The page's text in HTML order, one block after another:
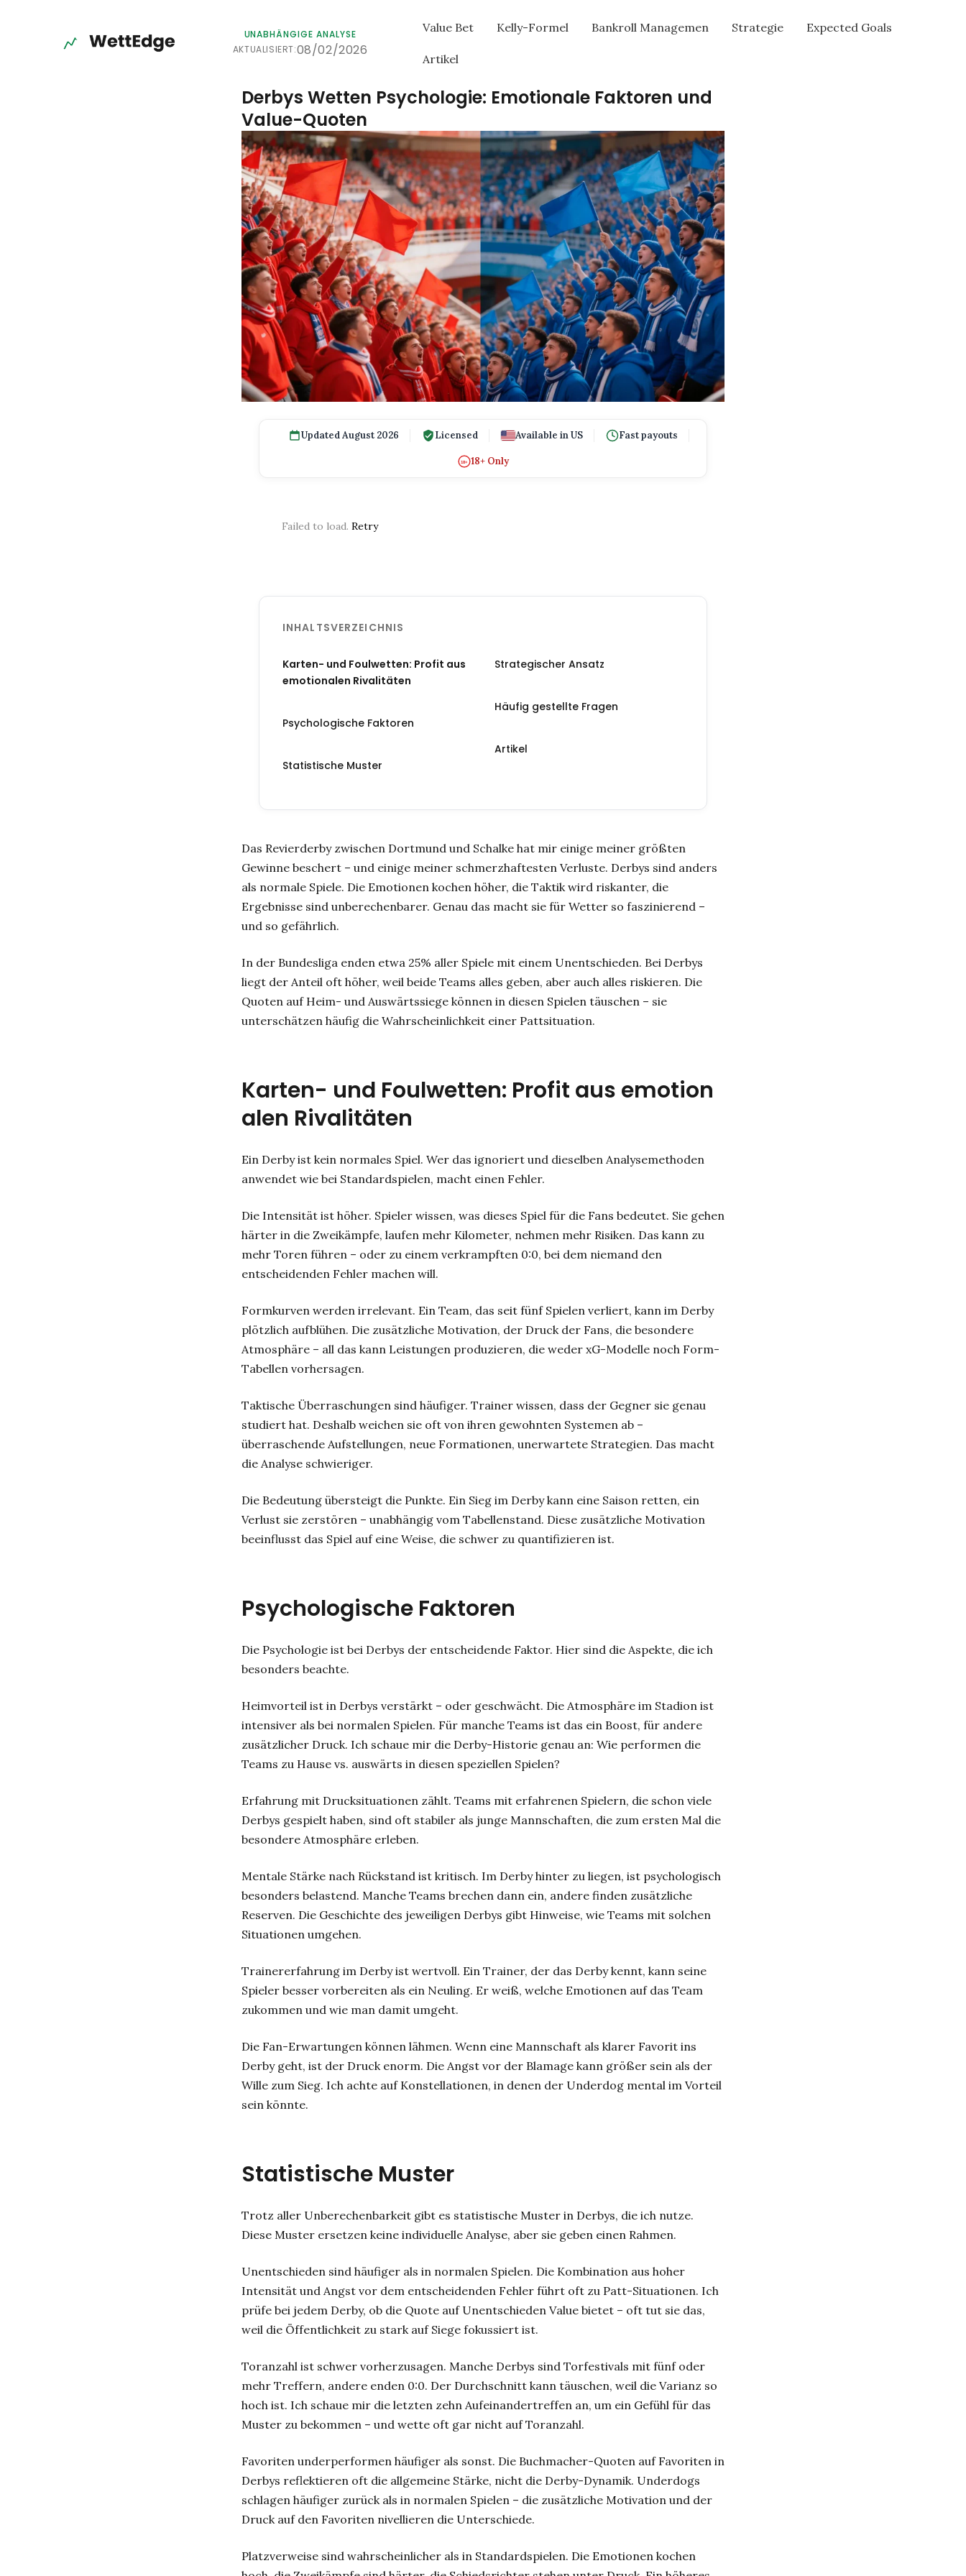
UNABHÄNGIGE ANALYSE
AKTUALISIERT:08/02/2026
Value Bet Kelly-Formel Bankroll Managemen Strategie Expected Goals
Artikel
Derbys Wetten Psychologie: Emotionale Faktoren und
Value-Quoten
Updated August 2026 Licensed Available in US Fast payouts
18+ 18+ Only
Failed to load. Retry
INHALTSVERZEICHNIS
Karten- und Foulwetten: Profit aus
emotionalen Rivalitäten
Psychologische Faktoren
Statistische Muster
Strategischer Ansatz
Häufig gestellte Fragen
Artikel
Das Revierderby zwischen Dortmund und Schalke hat mir einige meiner größten
Gewinne beschert – und einige meiner schmerzhaftesten Verluste. Derbys sind anders
als normale Spiele. Die Emotionen kochen höher, die Taktik wird riskanter, die
Ergebnisse sind unberechenbarer. Genau das macht sie für Wetter so faszinierend –
und so gefährlich.
In der Bundesliga enden etwa 25% aller Spiele mit einem Unentschieden. Bei Derbys
liegt der Anteil oft höher, weil beide Teams alles geben, aber auch alles riskieren. Die
Quoten auf Heim- und Auswärtssiege können in diesen Spielen täuschen – sie
unterschätzen häufig die Wahrscheinlichkeit einer Pattsituation.
Karten- und Foulwetten: Profit aus emotion
alen Rivalitäten
Ein Derby ist kein normales Spiel. Wer das ignoriert und dieselben Analysemethoden
anwendet wie bei Standardspielen, macht einen Fehler.
Die Intensität ist höher. Spieler wissen, was dieses Spiel für die Fans bedeutet. Sie gehen
härter in die Zweikämpfe, laufen mehr Kilometer, nehmen mehr Risiken. Das kann zu
mehr Toren führen – oder zu einem verkrampften 0:0, bei dem niemand den
entscheidenden Fehler machen will.
Formkurven werden irrelevant. Ein Team, das seit fünf Spielen verliert, kann im Derby
plötzlich aufblühen. Die zusätzliche Motivation, der Druck der Fans, die besondere
Atmosphäre – all das kann Leistungen produzieren, die weder xG-Modelle noch Form-
Tabellen vorhersagen.
Taktische Überraschungen sind häufiger. Trainer wissen, dass der Gegner sie genau
studiert hat. Deshalb weichen sie oft von ihren gewohnten Systemen ab –
überraschende Aufstellungen, neue Formationen, unerwartete Strategien. Das macht
die Analyse schwieriger.
Die Bedeutung übersteigt die Punkte. Ein Sieg im Derby kann eine Saison retten, ein
Verlust sie zerstören – unabhängig vom Tabellenstand. Diese zusätzliche Motivation
beeinflusst das Spiel auf eine Weise, die schwer zu quantifizieren ist.
Psychologische Faktoren
Die Psychologie ist bei Derbys der entscheidende Faktor. Hier sind die Aspekte, die ich
besonders beachte.
Heimvorteil ist in Derbys verstärkt – oder geschwächt. Die Atmosphäre im Stadion ist
intensiver als bei normalen Spielen. Für manche Teams ist das ein Boost, für andere
zusätzlicher Druck. Ich schaue mir die Derby-Historie genau an: Wie performen die
Teams zu Hause vs. auswärts in diesen speziellen Spielen?
Erfahrung mit Drucksituationen zählt. Teams mit erfahrenen Spielern, die schon viele
Derbys gespielt haben, sind oft stabiler als junge Mannschaften, die zum ersten Mal die
besondere Atmosphäre erleben.
Mentale Stärke nach Rückstand ist kritisch. Im Derby hinter zu liegen, ist psychologisch
besonders belastend. Manche Teams brechen dann ein, andere finden zusätzliche
Reserven. Die Geschichte des jeweiligen Derbys gibt Hinweise, wie Teams mit solchen
Situationen umgehen.
Trainererfahrung im Derby ist wertvoll. Ein Trainer, der das Derby kennt, kann seine
Spieler besser vorbereiten als ein Neuling. Er weiß, welche Emotionen auf das Team
zukommen und wie man damit umgeht.
Die Fan-Erwartungen können lähmen. Wenn eine Mannschaft als klarer Favorit ins
Derby geht, ist der Druck enorm. Die Angst vor der Blamage kann größer sein als der
Wille zum Sieg. Ich achte auf Konstellationen, in denen der Underdog mental im Vorteil
sein könnte.
Statistische Muster
Trotz aller Unberechenbarkeit gibt es statistische Muster in Derbys, die ich nutze.
Diese Muster ersetzen keine individuelle Analyse, aber sie geben einen Rahmen.
Unentschieden sind häufiger als in normalen Spielen. Die Kombination aus hoher
Intensität und Angst vor dem entscheidenden Fehler führt oft zu Patt-Situationen. Ich
prüfe bei jedem Derby, ob die Quote auf Unentschieden Value bietet – oft tut sie das,
weil die Öffentlichkeit zu stark auf Siege fokussiert ist.
Toranzahl ist schwer vorherzusagen. Manche Derbys sind Torfestivals mit fünf oder
mehr Treffern, andere enden 0:0. Der Durchschnitt kann täuschen, weil die Varianz so
hoch ist. Ich schaue mir die letzten zehn Aufeinandertreffen an, um ein Gefühl für das
Muster zu bekommen – und wette oft gar nicht auf Toranzahl.
Favoriten underperformen häufiger als sonst. Die Buchmacher-Quoten auf Favoriten in
Derbys reflektieren oft die allgemeine Stärke, nicht die Derby-Dynamik. Underdogs
schlagen häufiger zurück als in normalen Spielen – die zusätzliche Motivation und der
Druck auf den Favoriten nivellieren die Unterschiede.
Platzverweise sind wahrscheinlicher als in Standardspielen. Die Emotionen kochen